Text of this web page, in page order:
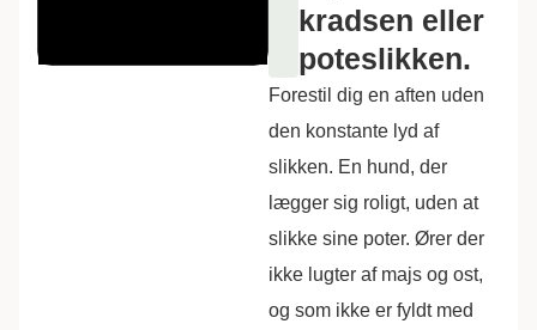
kradsen eller
poteslikken.
Forestil dig en aften uden
den konstante lyd af
slikken. En hund, der
lægger sig roligt, uden at
slikke sine poter. Ører der
ikke lugter af majs og ost,
og som ikke er fyldt med